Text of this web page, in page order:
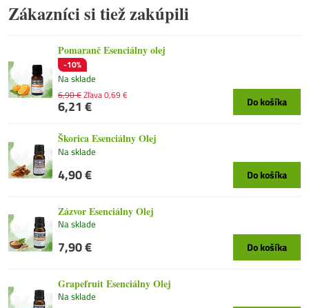
Zákazníci si tiež zakúpili
Pomaranč Esenciálny olej
-10%
Na sklade
6,21 €
6,90 €Zľava 0,69 € Do košíka
Škorica Esenciálny Olej
Na sklade
4,90 € Do košíka
Zázvor Esenciálny Olej
Na sklade
7,90 € Do košíka
Grapefruit Esenciálny Olej
Na sklade